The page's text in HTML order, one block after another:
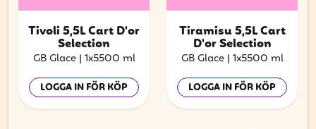
Tivoli 5,5L Cart D'or
Selection
GB Glace | 1x5500 ml
LOGGA IN FÖR KÖP
Tiramisu 5,5L Cart
D'or Selection
GB Glace | 1x5500 ml
LOGGA IN FÖR KÖP